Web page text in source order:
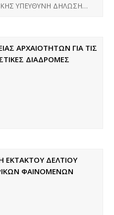
ΥΠΕΥΘΥΝΗ ΔΗΛΩΣΗ…
ΑΡΧΑΙΟΤΗΤΩΝ ΓΙΑ ΤΙΣ
ΔΙΑΔΡΟΜΕΣ
ΕΚΤΑΚΤΟΥ ΔΕΛΤΙΟΥ
ΦΑΙΝΟΜΕΝΩΝ